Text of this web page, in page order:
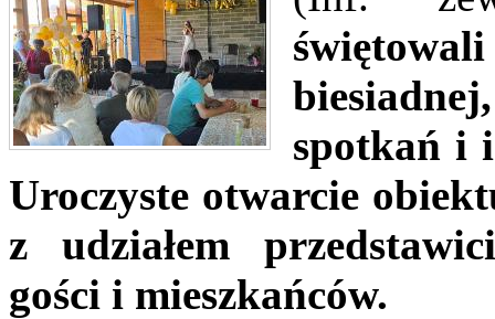
spotkań i
Uroczyste otwarcie
z udziałem
gości i mieszkańców.